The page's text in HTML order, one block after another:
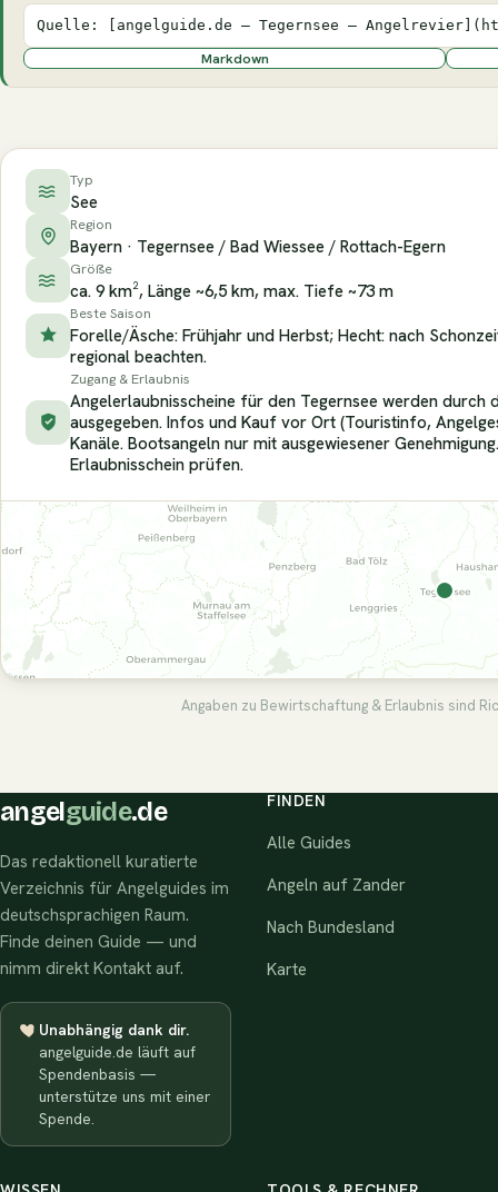
Quelle: [angelguide.de – Tegernsee –
Markdown
Typ
See
Region
Bayern · Tegernsee / Bad Wiessee / Rottach-Egern
Größe
ca. 9 km², Länge ~6,5 km, max. Tiefe ~73 m
Beste Saison
Forelle/Äsche: Frühjahr und Herbst; Hecht: nach
regional beachten.
Zugang & Erlaubnis
Angelerlaubnisscheine für den Tegernsee werden durch
ausgegeben. Infos und Kauf vor Ort (Touristinfo,
Kanäle. Bootsangeln nur mit ausgewiesener
Erlaubnisschein prüfen.
Angaben zu Bewirtschaftung & Erlaubnis sind
angel guide.de
Das redaktionell kuratierte
Verzeichnis für Angelguides im
deutschsprachigen Raum.
Finde deinen Guide — und
nimm direkt Kontakt auf.
Unabhängig dank dir.
angelguide.de läuft auf
Spendenbasis —
unterstütze uns mit einer
Spende.
FINDEN
Alle Guides
Angeln auf Zander
Nach Bundesland
Karte